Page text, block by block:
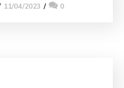
11/04/2023 0